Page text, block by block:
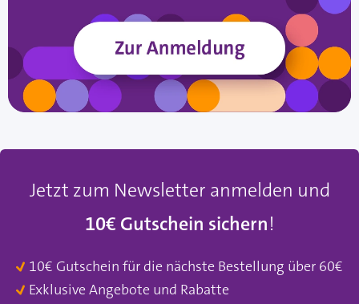
Jetzt zum Newsletter anmelden und
10€ Gutschein sichern!
10€ Gutschein für die nächste Bestellung über 60€
Exklusive Angebote und Rabatte